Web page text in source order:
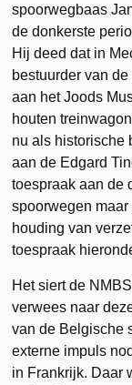
spoorwegbaas
de donkerste
Hij deed dat in
bestuurder van
aan het Joods
houten
nu als historische
aan de Edgard
toespraak aan de
spoorwegen
houding van
toespraak
Het siert de
verwees naar
van de Belgische
externe impuls
in Frankrijk. Daar